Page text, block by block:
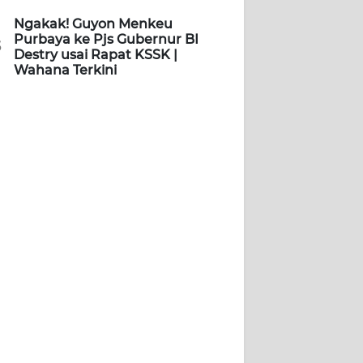
Ngakak! Guyon Menkeu
Purbaya ke Pjs Gubernur BI
Destry usai Rapat KSSK |
Wahana Terkini